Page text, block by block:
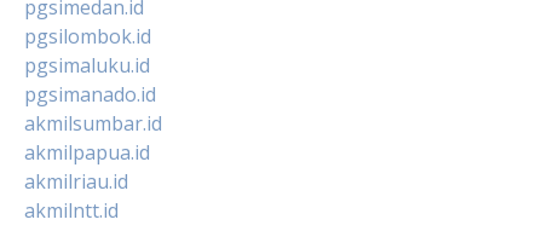
pgsimedan.id
pgsilombok.id
pgsimaluku.id
pgsimanado.id
akmilsumbar.id
akmilpapua.id
akmilriau.id
akmilntt.id